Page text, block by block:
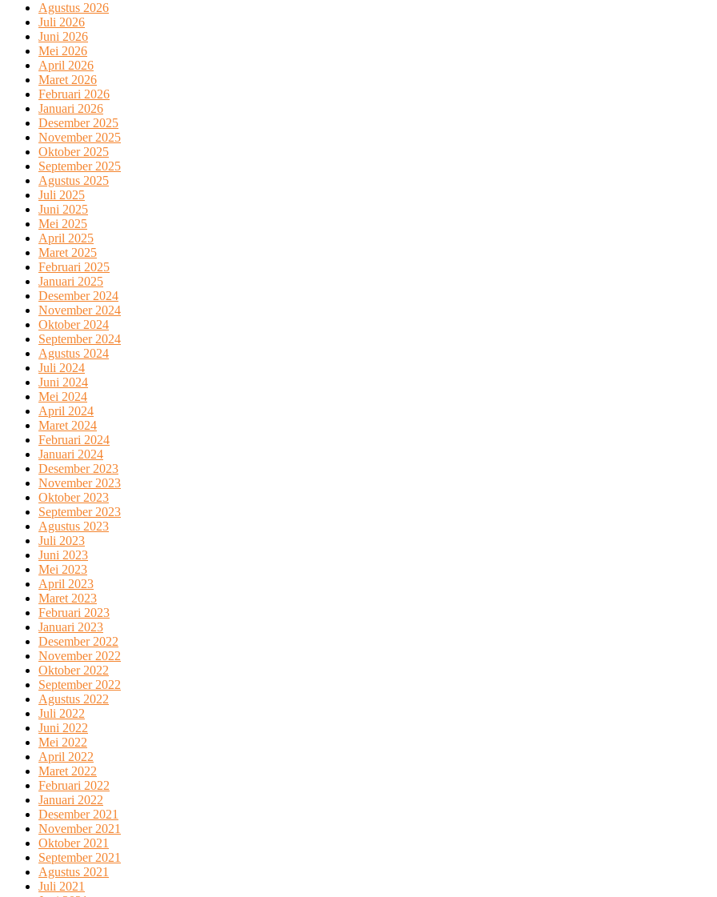
Agustus 2026
Juli 2026
Juni 2026
Mei 2026
April 2026
Maret 2026
Februari 2026
Januari 2026
Desember 2025
November 2025
Oktober 2025
September 2025
Agustus 2025
Juli 2025
Juni 2025
Mei 2025
April 2025
Maret 2025
Februari 2025
Januari 2025
Desember 2024
November 2024
Oktober 2024
September 2024
Agustus 2024
Juli 2024
Juni 2024
Mei 2024
April 2024
Maret 2024
Februari 2024
Januari 2024
Desember 2023
November 2023
Oktober 2023
September 2023
Agustus 2023
Juli 2023
Juni 2023
Mei 2023
April 2023
Maret 2023
Februari 2023
Januari 2023
Desember 2022
November 2022
Oktober 2022
September 2022
Agustus 2022
Juli 2022
Juni 2022
Mei 2022
April 2022
Maret 2022
Februari 2022
Januari 2022
Desember 2021
November 2021
Oktober 2021
September 2021
Agustus 2021
Juli 2021